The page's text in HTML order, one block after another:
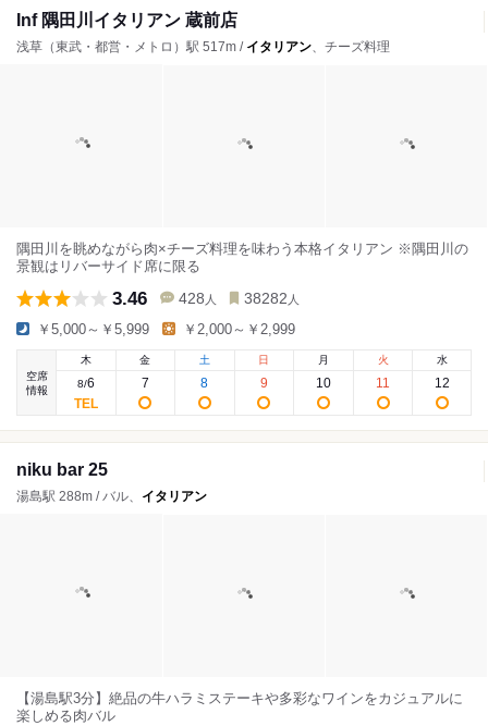
Inf 隅田川イタリアン 蔵前店
浅草（東武・都営・メトロ）駅 517m / イタリアン、チーズ料理
隅田川を眺めながら肉×チーズ料理を味わう本格イタリアン ※隅田川の
景観はリバーサイド席に限る
3.46 428 人 38282 人
￥5,000～￥5,999 ￥2,000～￥2,999
空席
情報
木
8/6
金
7
土
8
日
9
月
10
火
11
水
12
niku bar 25
湯島駅 288m / バル、 イタリアン
【湯島駅3分】絶品の牛ハラミステーキや多彩なワインをカジュアルに
楽しめる肉バル